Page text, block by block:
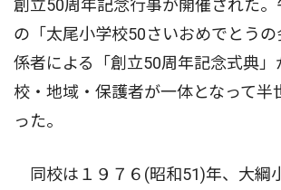
創立50周年記念行事が開催された
の「太尾小学校50さいおめでとうの
係者による「創立50周年記念式典」
校・地域・保護者が一体となって半
った。
同校は１９７６(昭和51)年、大綱